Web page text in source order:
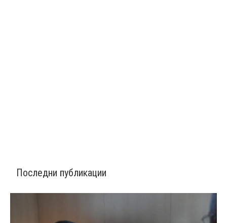
Последни публикации